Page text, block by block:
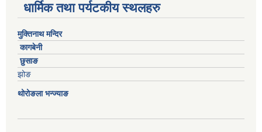
धार्मिक तथा पर्यटकीय स्थलहरु
मुक्तिनाथ मन्दिर
कागबेनी
छुसाङ
झोङ
थोरोङला भन्ज्याङ